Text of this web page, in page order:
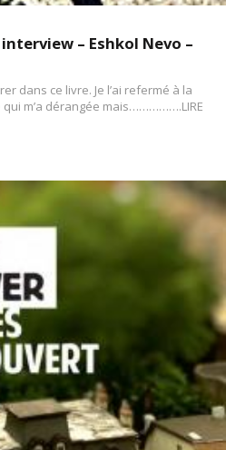
– Eshkol Nevo –
dans ce livre. Je l’ai refermé à la
qui m’a dérangée mais…………….LIRE